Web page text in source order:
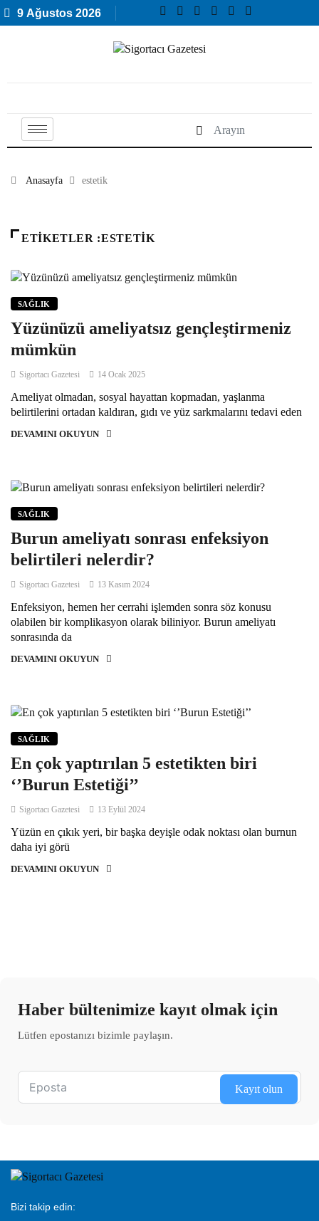
9 Ağustos 2026
Anasayfa estetik
ETIKETLER :ESTETIK
SAĞLIK
Yüzünüzü ameliyatsız gençleştirmeniz
mümkün
Sigortacı Gazetesi 14 Ocak 2025
Ameliyat olmadan, sosyal hayattan kopmadan, yaşlanma
belirtilerini ortadan kaldıran, gıdı ve yüz sarkmalarını tedavi eden
DEVAMINI OKUYUN
SAĞLIK
Burun ameliyatı sonrası enfeksiyon
belirtileri nelerdir?
Sigortacı Gazetesi 13 Kasım 2024
Enfeksiyon, hemen her cerrahi işlemden sonra söz konusu
olabilen bir komplikasyon olarak biliniyor. Burun ameliyatı
sonrasında da
DEVAMINI OKUYUN
SAĞLIK
En çok yaptırılan 5 estetikten biri
‘’Burun Estetiği’’
Sigortacı Gazetesi 13 Eylül 2024
Yüzün en çıkık yeri, bir başka deyişle odak noktası olan burnun
daha iyi görü
DEVAMINI OKUYUN
Haber bültenimize kayıt olmak için
Lütfen epostanızı bizimle paylaşın.
Kayıt olun
Bizi takip edin: